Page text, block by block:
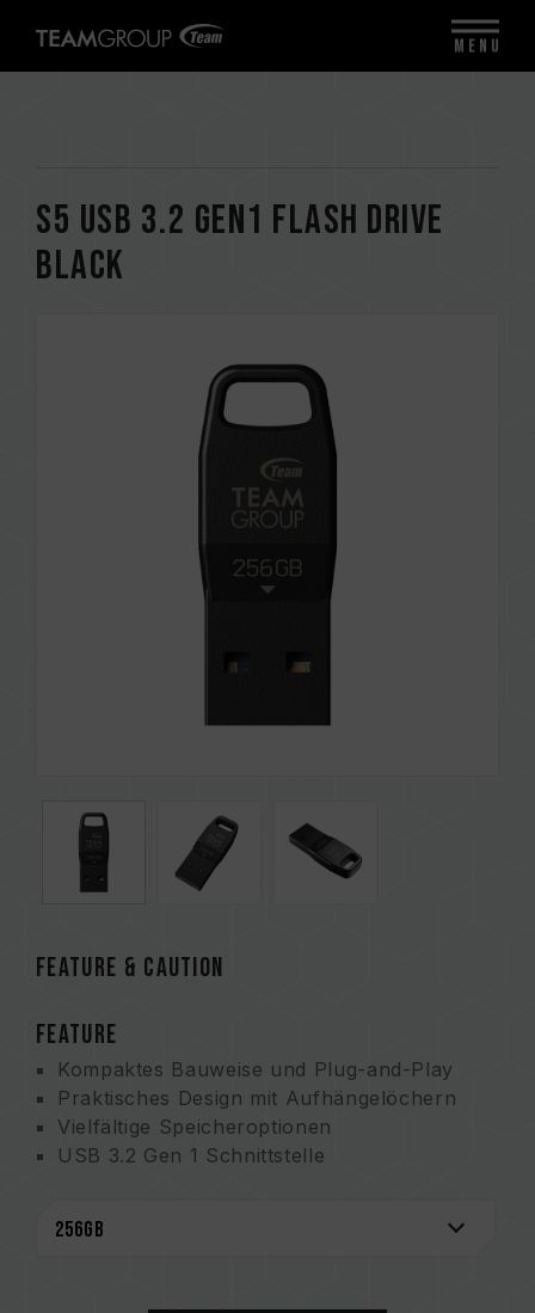
S5 USB 3.2 Gen1 FLASH DRIVE
BLACK
FEATURE & CAUTION
FEATURE
Kompaktes Bauweise und Plug-and-Play
Praktisches Design mit Aufhängelöchern
Vielfältige Speicheroptionen
USB 3.2 Gen 1 Schnittstelle
MENU